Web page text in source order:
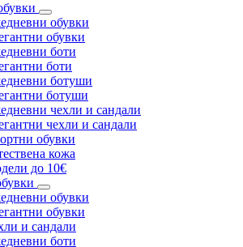
обувки
обувки
боти
боти
ботуши
ботуши
чехли и сандали
чехли и сандали
обувки
кожа
до 10€
обувки
обувки
и сандали
боти